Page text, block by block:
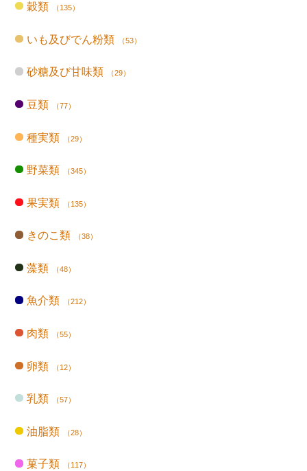
穀類 （135）
いも及びでん粉類 （53）
砂糖及び甘味類 （29）
豆類 （77）
種実類 （29）
野菜類 （345）
果実類 （135）
きのこ類 （38）
藻類 （48）
魚介類 （212）
肉類 （55）
卵類 （12）
乳類 （57）
油脂類 （28）
菓子類 （117）